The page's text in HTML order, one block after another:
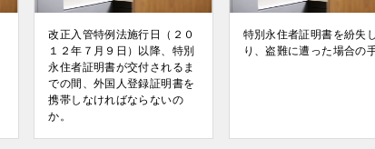
改正入管特例法施行日（２０
１２年７月９日）以降、特別
永住者証明書が交付されるま
での間、外国人登録証明書を
携帯しなければならないの
か。
特別永住者証明書を紛失
り、盗難に遭った場合の